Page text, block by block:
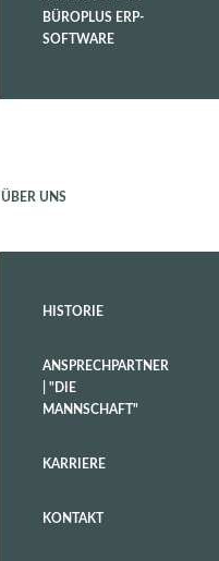
BÜROPLUS ERP-
SOFTWARE
ÜBER UNS
HISTORIE
ANSPRECHPARTNER
| "DIE
MANNSCHAFT"
KARRIERE
KONTAKT